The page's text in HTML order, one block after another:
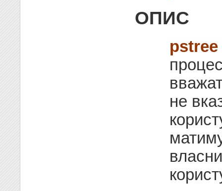
ОПИС
pstree
не